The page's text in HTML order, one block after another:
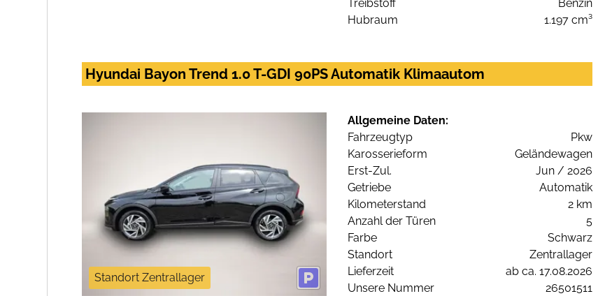
Treibstoff
Benzin
Hubraum
1.197 cm³
Hyundai Bayon Trend 1.0 T-GDI 90PS Automatik Klimaautom
Standort Zentrallager
Allgemeine Daten:
Fahrzeugtyp
Pkw
Karosserieform
Geländewagen
Erst-Zul.
Jun / 2026
Getriebe
Automatik
Kilometerstand
2 km
Anzahl der Türen
5
Farbe
Schwarz
Standort
Zentrallager
Lieferzeit
ab ca. 17.08.2026
Unsere Nummer
26501511